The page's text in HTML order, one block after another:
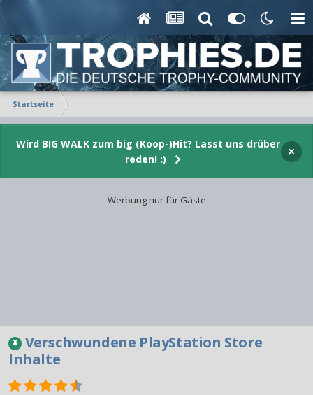
Startseite
Wird BIG WALK zum big (Koop-)Hit? Lasst uns drüber
reden! :)
×
- Werbung nur für Gäste -
Verschwundene PlayStation Store
Inhalte